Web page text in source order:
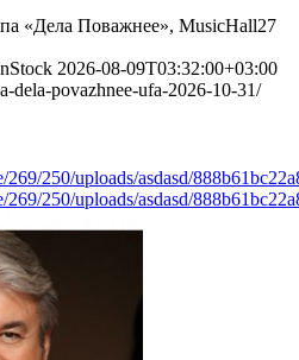
«Дела Поважнее», MusicHall27
2026-08-09T03:32:00+03:00
dela-povazhnee-ufa-2026-10-31/
269/250/uploads/asdasd/
269/250/uploads/asdasd/